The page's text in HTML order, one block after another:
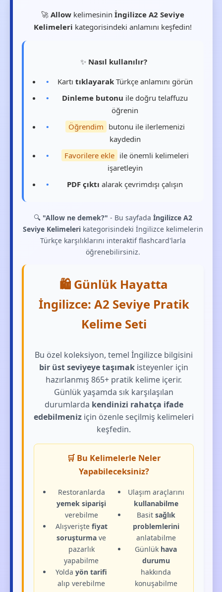
🚀Allow kelimesininİngilizce A2 Seviye
Kelimeleri kategorisindeki anlamını keşfedin!
✨ Nasıl kullanılır?
Kartı tıklayarakTürkçe anlamını görün
Dinleme butonu ile doğru telaffuzu
öğrenin
Öğrendim butonu ile ilerlemenizi
kaydedin
Favorilere ekle ile önemli kelimeleri
işaretleyin
PDF çıktı alarak çevrimdışı çalışın
🔍 "Allow ne demek?" - Bu sayfada İngilizce A2
Seviye Kelimelerikategorisindeki İngilizce kelimelerin
Türkçe karşılıklarını interaktif flashcard'larla
öğrenebilirsiniz.
🛍️ Günlük Hayatta
İngilizce: A2 Seviye Pratik
Kelime Seti
Bu özel koleksiyon, temel İngilizce bilgisini
bir üst seviyeye taşımak isteyenler için
hazırlanmış 865+ pratik kelime içerir.
Günlük yaşamda sık karşılaşılan
durumlarda kendinizi rahatça ifade
edebilmeniz için özenle seçilmiş kelimeleri
keşfedin.
🛒 Bu Kelimelerle Neler
Yapabileceksiniz?
Restoranlarda
yemek siparişi
verebilme
Alışverişte fiyat
soruşturma ve
pazarlık
yapabilme
Yoldayön tarifi
alıp verebilme
Ulaşım araçlarını
kullanabilme
Basit sağlık
problemlerini
anlatabilme
Günlük hava
durumu
hakkında
konuşabilme